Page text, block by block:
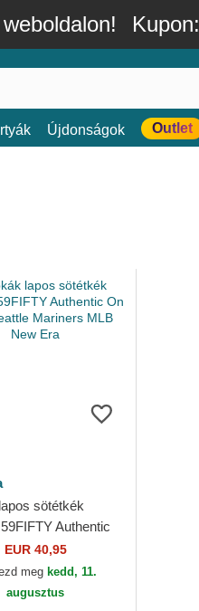
Kupon:
Újdonságok Outlet
sötétkék
Authentic
Seattle Mariners
Era
EUR 40,95
meg kedd, 11.
augusztus